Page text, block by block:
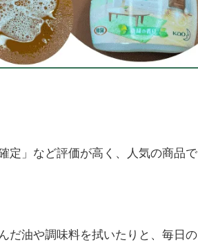
定」など評価が高く、人気の商品で
だ油や調味料を拭いたりと、毎日の